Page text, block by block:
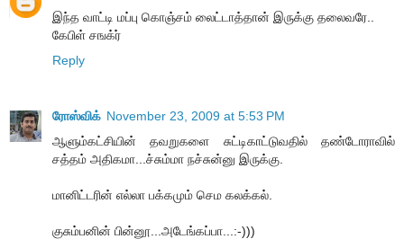
இந்த வாட்டி மப்பு கொஞ்சம் லைட்டாத்தான் இருக்கு தலைவரே..
கேபிள் சஙக்ர்
Reply
ரோஸ்விக் November 23, 2009 at 5:53 PM
ஆளும்கட்சியின் தவறுகளை சுட்டிகாட்டுவதில் தண்டோராவில்
சத்தம் அதிகமா...ச்சும்மா நச்சுன்னு இருக்கு.
மானிட்டரின் எல்லா பக்கமும் செம கலக்கல்.
குசும்பனின் பின்னூ...அடேங்கப்பா...:-)))